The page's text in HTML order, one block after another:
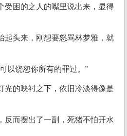
受困的之人的嘴里说出来，显得
起头来，刚想要怒骂林梦雅，就
以饶恕你所有的罪过。”
光的映衬之下，依旧冷淡得像是
反而摆出了一副，死猪不怕开水